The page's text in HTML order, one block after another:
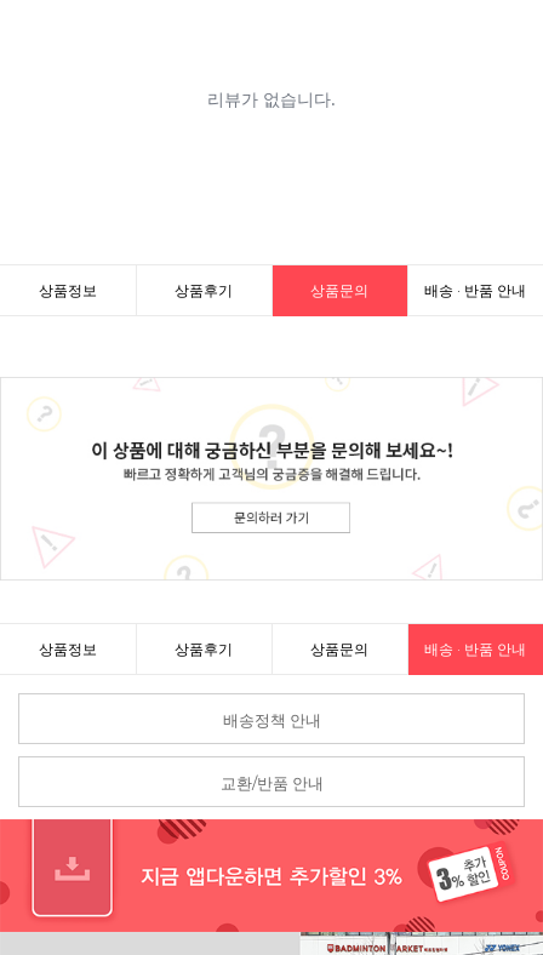
상품정보 상품후기 상품문의 배송 · 반품 안내
상품정보 상품후기 상품문의 배송 · 반품 안내
배송정책 안내
교환/반품 안내